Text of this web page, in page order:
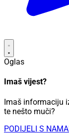
Oglas
Imaš vijest?
Imaš informaciju
te nešto muči?
PODIJELI S